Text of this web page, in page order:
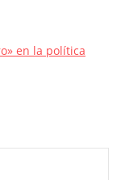
en la política